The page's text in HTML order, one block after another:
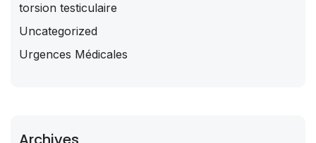
torsion testiculaire
Uncategorized
Urgences Médicales